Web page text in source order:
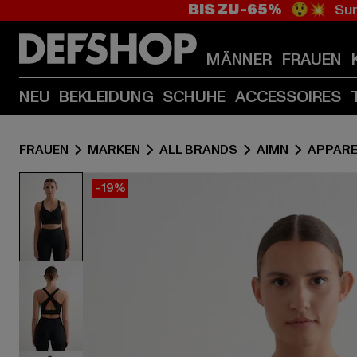
BIS ZU -65% 😲💥
MÄNNER FRAUEN
NEU BEKLEIDUNG SCHUHE ACCESSOIRES
FRAUEN MARKEN ALL BRANDS AIMN
-19%